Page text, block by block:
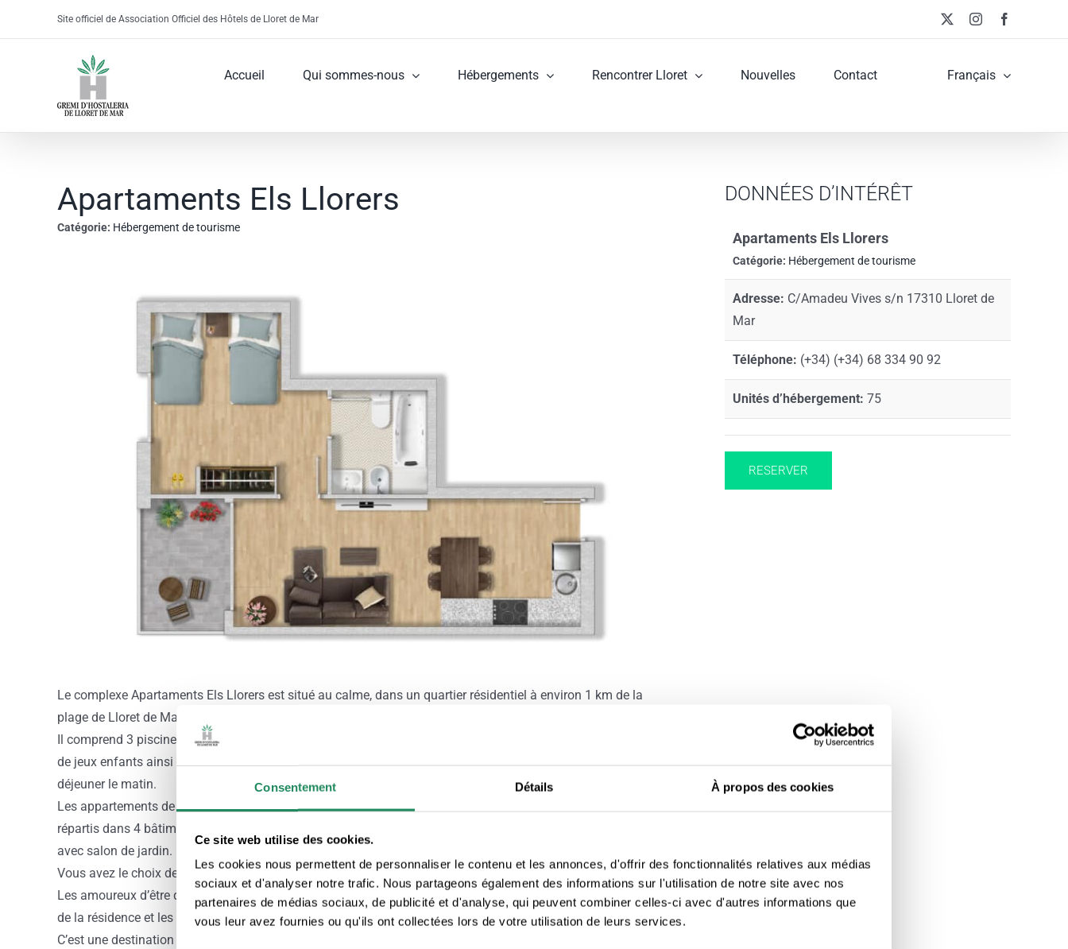
Consentement Détails À propos des cookies
Ce site web utilise des cookies.
Les cookies nous permettent de personnaliser le contenu et les annonces, d'offrir des fonctionnalités relatives aux médias
sociaux et d'analyser notre trafic. Nous partageons également des informations sur l'utilisation de notre site avec nos
partenaires de médias sociaux, de publicité et d'analyse, qui peuvent combiner celles-ci avec d'autres informations que
vous leur avez fournies ou qu'ils ont collectées lors de votre utilisation de leurs services.
Site officiel de Association Officiel des Hôtels de Lloret de Mar Instagram
Accueil Qui sommes-nous Hébergements Rencontrer Lloret Nouvelles Contact Français
Apartaments Els Llorers
Catégorie: Hébergement de tourisme
Le complexe Apartaments Els Llorers est situé au calme, dans un quartier résidentiel à environ 1 km de la
plage de Lloret de Mar desservie par une navette privée gratuite de 9h00 à 19h00 pour touts leurs clients.
Il comprend 3 piscines extérieures (PARQUE AQUATIQUE) équipées de transats, avec bassin enfants, une aire
de jeux enfants ainsi qu’un bar-restaurant proposant une cuisine méditerranéenne ainsi qu’un service petit-
déjeuner le matin.
Les appartements de 2 à 6 personnes spacieux et récemment rénovés ( IDÉAL POUR LES FAMILLES ) sont
répartis dans 4 bâtiments de 3 à 4 étages avec ascenseur. Ils disposent tous d’une terrasse ou d’un balcon
avec salon de jardin.
Vous avez le choix de séjourner dans des appartements vue mer ou vue montagne.
Les amoureux d’être dans la nature en famille apprécieront le départ des sentiers pédestres situés à proximité
de la résidence et les plongeurs le club de plongée au sein même du complexe.
C’est une destination idéale en famille qui permet de profiter des animations de Lloret de Mar tout en
DONNÉES D’INTÉRÊT
Apartaments Els Llorers
Catégorie: Hébergement de tourisme
Adresse: C/Amadeu Vives s/n 17310 Lloret de
Mar
Téléphone: (+34) (+34) 68 334 90 92
Unités d’hébergement: 75
RESERVER